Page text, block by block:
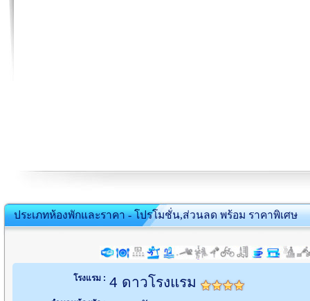
ประเภทห้องพักและราคา - โปรโมชั่น,ส่วนลด พร้อม ราคาพิเศษ
โรงแรม : 4 ดาวโรงแรม